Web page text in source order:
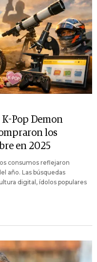
Pop Demon
los
en 2025
consumos reflejaron
año. Las búsquedas
digital, ídolos populares